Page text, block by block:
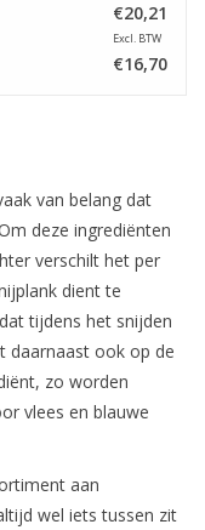
€20,21
Excl. BTW
€16,70
van belang dat
deze ingrediënten
verschilt het per
dient te
tijdens het snijden
daarnaast ook op de
zo worden
vlees en blauwe
aan
wel iets tussen zit